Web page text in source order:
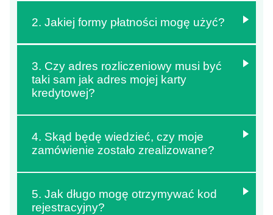
2. Jakiej formy płatności mogę użyć?
3. Czy adres rozliczeniowy musi być
taki sam jak adres mojej karty
kredytowej?
4. Skąd będę wiedzieć, czy moje
zamówienie zostało zrealizowane?
5. Jak długo mogę otrzymywać kod
rejestracyjny?